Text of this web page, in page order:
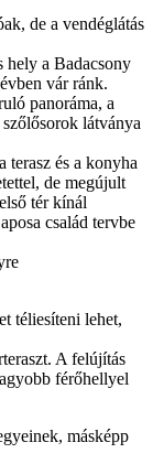
de a vendéglátás
hely a Badacsony
vár ránk.
panoráma, a
látványa
terasz és a konyha
de megújult
tér kínál
család tervbe
téliesíteni lehet,
A felújítás
férőhellyel
másképp